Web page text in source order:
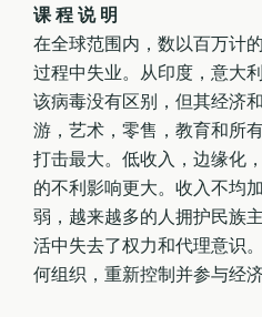
课 程 说 明
在全球范围内，数以百万计
过程中失业。从印度，意大
该病毒没有区别，但其经济
游，艺术，零售，教育和所
打击最大。低收入，边缘化
的不利影响更大。收入不均
弱，越来越多的人拥护民族
活中失去了权力和代理意识
何组织，重新控制并参与经